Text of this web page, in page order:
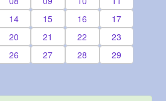
14 15 16
17
20 21 22
23
26 27 28
29